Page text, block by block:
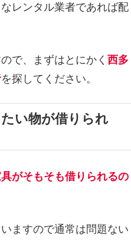
レンタル業者であれば配
で、まずはとにかく 西多
を探してください。
い物が借りられ
がそもそも借りられるの
ますので通常は問題ない